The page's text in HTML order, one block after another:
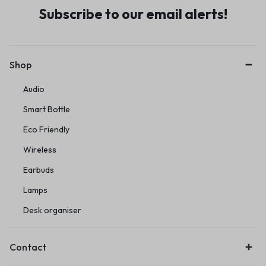
Subscribe to our email alerts!
Shop
Audio
Smart Bottle
Eco Friendly
Wireless
Earbuds
Lamps
Desk organiser
Contact